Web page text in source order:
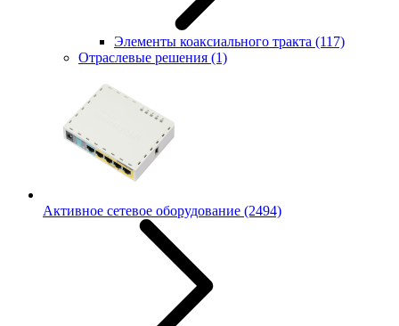
Элементы коаксиального тракта (117)
Отраслевые решения (1)
Активное сетевое оборудование (2494)